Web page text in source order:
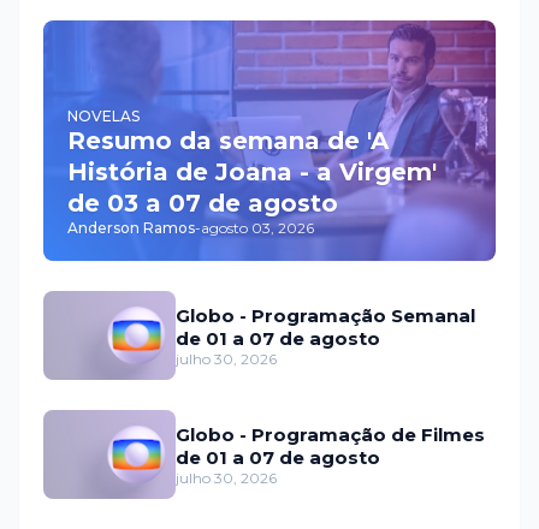
NOVELAS
Resumo da semana de 'A
História de Joana - a Virgem'
de 03 a 07 de agosto
Anderson Ramos-agosto 03, 2026
Globo - Programação Semanal
de 01 a 07 de agosto
julho 30, 2026
Globo - Programação de Filmes
de 01 a 07 de agosto
julho 30, 2026